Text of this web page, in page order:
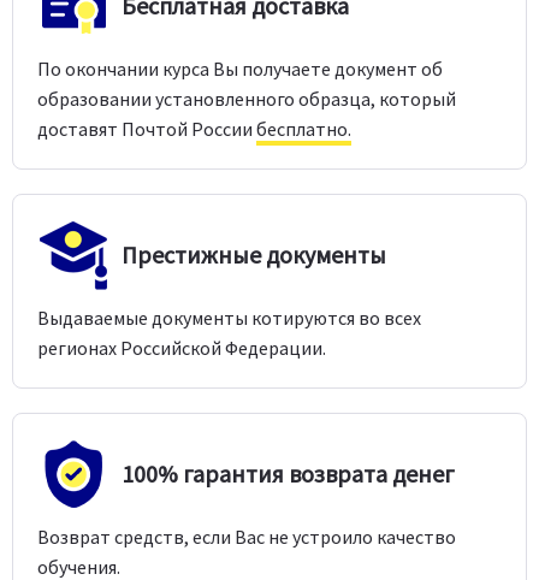
По окончании курса Вы получаете документ об
образовании установленного образца, который
доставят Почтой России бесплатно.
Престижные документы
Выдаваемые документы котируются во всех
регионах Российской Федерации.
100% гарантия возврата денег
Возврат средств, если Вас не устроило качество
обучения.